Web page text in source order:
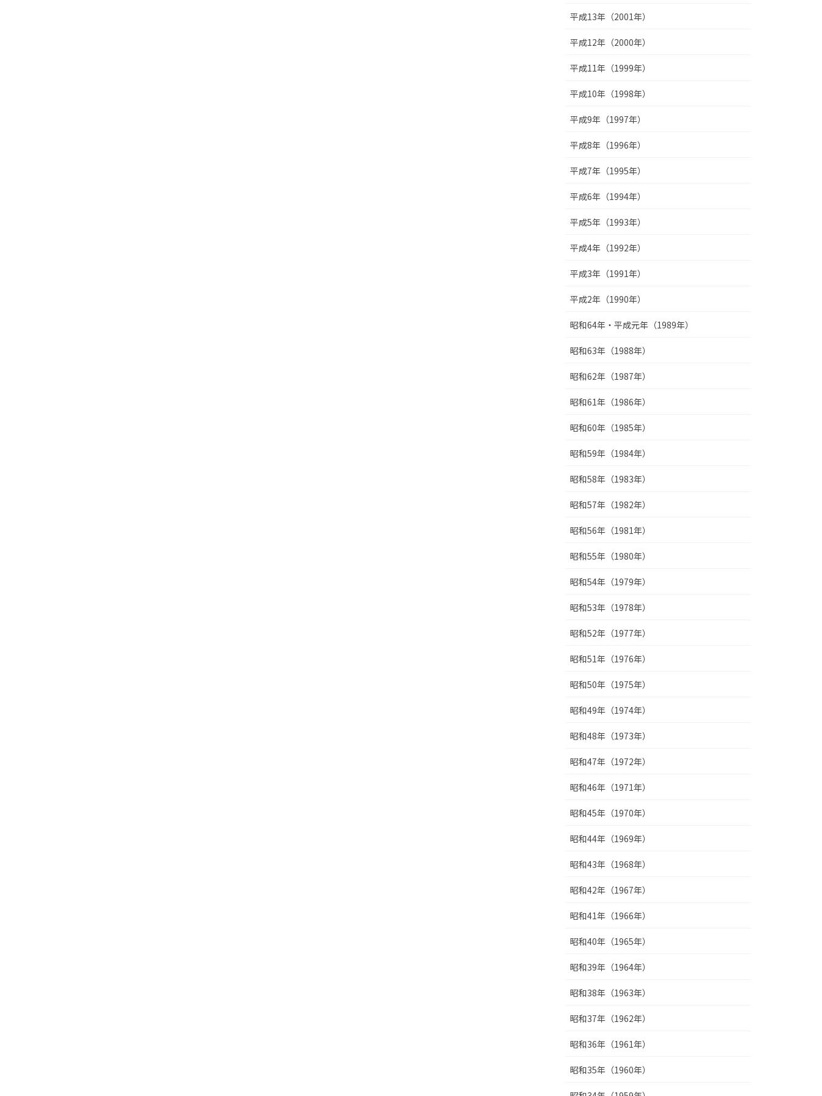
平成13年（2001年）
平成12年（2000年）
平成11年（1999年）
平成10年（1998年）
平成9年（1997年）
平成8年（1996年）
平成7年（1995年）
平成6年（1994年）
平成5年（1993年）
平成4年（1992年）
平成3年（1991年）
平成2年（1990年）
昭和64年・平成元年（1989年）
昭和63年（1988年）
昭和62年（1987年）
昭和61年（1986年）
昭和60年（1985年）
昭和59年（1984年）
昭和58年（1983年）
昭和57年（1982年）
昭和56年（1981年）
昭和55年（1980年）
昭和54年（1979年）
昭和53年（1978年）
昭和52年（1977年）
昭和51年（1976年）
昭和50年（1975年）
昭和49年（1974年）
昭和48年（1973年）
昭和47年（1972年）
昭和46年（1971年）
昭和45年（1970年）
昭和44年（1969年）
昭和43年（1968年）
昭和42年（1967年）
昭和41年（1966年）
昭和40年（1965年）
昭和39年（1964年）
昭和38年（1963年）
昭和37年（1962年）
昭和36年（1961年）
昭和35年（1960年）